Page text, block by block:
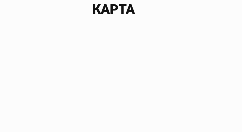
КАРТА